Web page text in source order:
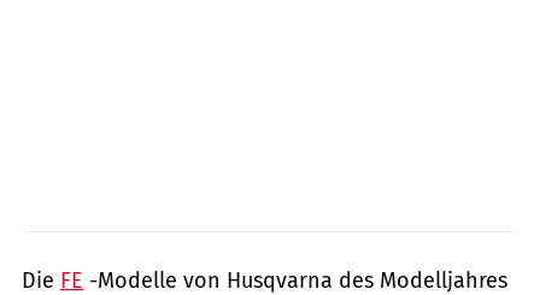
Die FE -Modelle von Husqvarna des Modelljahres